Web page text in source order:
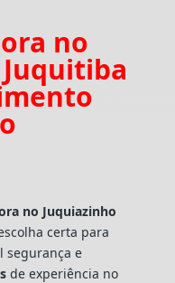
no
no Juquiazinho
certa para
segurança e
de experiência no